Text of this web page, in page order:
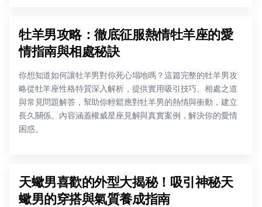
牡羊男攻略：徹底征服熱情牡羊座的愛
情指南與相處秘訣
你想知道如何讓牡羊男對你死心塌地嗎？這篇完整的牡羊男攻
略從牡羊座性格特質深入解析，提供實用吸引技巧、相處之道
與常見問題解答，幫助你輕鬆應對牡羊男的熱情與衝動，建立
長久關係。內容涵蓋權威星座見解與真實案例，解決你的愛情
困惑。
天蠍男喜歡的外型大揭秘！吸引神秘天
蠍男的穿搭與氣質養成指南